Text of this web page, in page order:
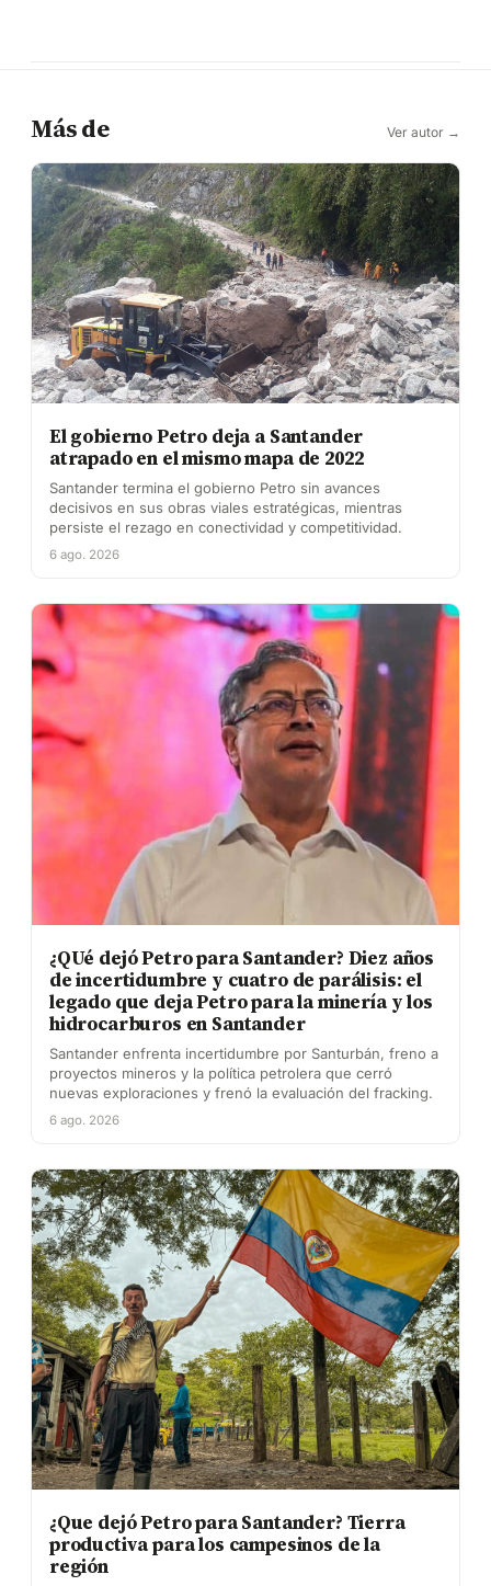
Más de Ver autor →
El gobierno Petro deja a Santander
atrapado en el mismo mapa de 2022
Santander termina el gobierno Petro sin avances
decisivos en sus obras viales estratégicas, mientras
persiste el rezago en conectividad y competitividad.
6 ago. 2026
¿QUé dejó Petro para Santander? Diez años
de incertidumbre y cuatro de parálisis: el
legado que deja Petro para la minería y los
hidrocarburos en Santander
Santander enfrenta incertidumbre por Santurbán, freno a
proyectos mineros y la política petrolera que cerró
nuevas exploraciones y frenó la evaluación del fracking.
6 ago. 2026
¿Que dejó Petro para Santander? Tierra
productiva para los campesinos de la
región